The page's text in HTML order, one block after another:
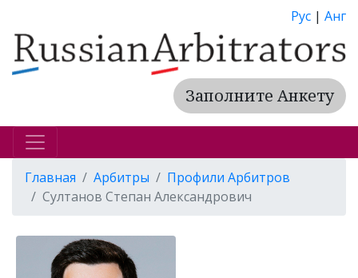
Рус | Анг
Заполните Анкету
Главная Арбитры
Профили Арбитров
Султанов Степан Александрович